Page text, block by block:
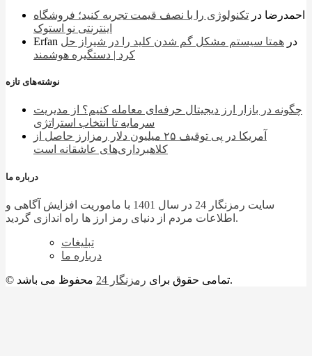
احمدرضا در تکنولوژی را با نصف قیمت تجربه کنید؛ فروشگاه
اینترنتی نو استوک
Erfan
در همتا سیستم مشکل گم شدن کلید را در شیراز حل
کرد | دستگیره هوشمند
نوشته‌های تازه
چگونه در بازار ارز دیجیتال حرفه‌ای معامله کنیم؟ از مدیریت
سرمایه تا انتخاب استراتژی
آمریکا در پی توقیف ۲۵ میلیون دلار رمزارز حاصل از
کلاهبرداری‌های عاشقانه است
درباره ما
سایت رمزنگار 24 در سال 1401 با ماموریت افزایش آگاهی و
اطلاعات مردم از دنیای رمز ارز ها راه اندازی گردید.
تبلیغات
درباره ما
© تمامی حقوق برای رمزنگار 24 محفوظ می باشد.